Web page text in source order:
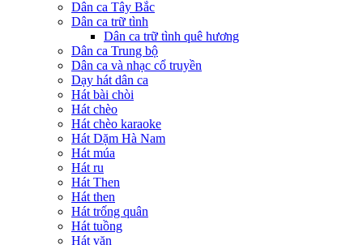
Dân ca Tây Bắc
Dân ca trữ tình
Dân ca trữ tình quê hương
Dân ca Trung bộ
Dân ca và nhạc cổ truyền
Dạy hát dân ca
Hát bài chòi
Hát chèo
Hát chèo karaoke
Hát Dặm Hà Nam
Hát múa
Hát ru
Hát Then
Hát then
Hát trống quân
Hát tuồng
Hát văn